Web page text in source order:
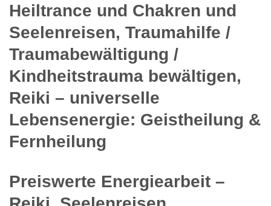
Heiltrance und Chakren und
Seelenreisen, Traumahilfe /
Traumabewältigung /
Kindheitstrauma bewältigen,
Reiki – universelle
Lebensenergie: Geistheilung &
Fernheilung
Preiswerte Energiearbeit –